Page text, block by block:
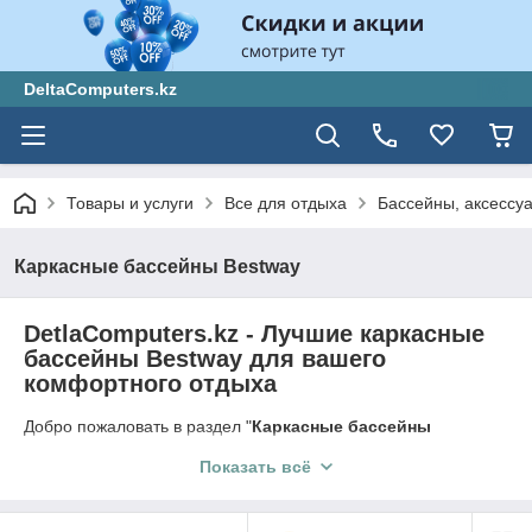
DeltaComputers.kz
Товары и услуги Все для отдыха Бассейны,
Каркасные бассейны Bestway
DetlaComputers.kz - Лучшие каркасные
бассейны Bestway для вашего
комфортного отдыха
Добро пожаловать в раздел "Каркасные бассейны
решений для создания комфортной зоны отдыха и
каркасных бассейнов Bestway, которые позволят вам
Показать всё